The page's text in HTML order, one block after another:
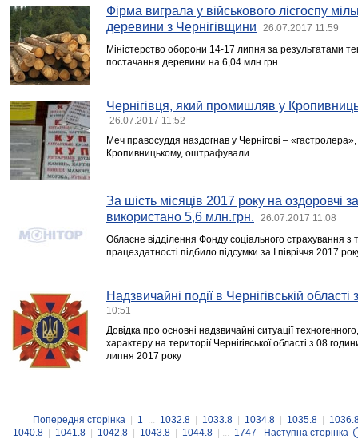
Фірма виграла у військового лісгоспу
деревини з Чернігівщини
26.07.2017 11:59
Міністерство оборони 14-17 липня за результатами
постачання деревини на 6,04 млн грн.
Чернігівця, який промишляв у
26.07.2017 11:52
Меч правосуддя наздогнав у Чернігові –
Кропивницькому, оштрафували
За шість місяців 2017 року на
використано 5,6 млн.грн.
26.07.2017 11:08
Обласне відділення Фонду соціального страхування з
працездатності підбило підсумки за I півріччя 2017
Надзвичайні події в Чернігівській
10:51
Довідка про основні надзвичайні ситуації
характеру на території Чернігівської області з 08
липня 2017 року
Попередня сторінка 1 ... 1032.8 1033.8 1034.8 1035.8
1040.8
1041.8 1042.8 1043.8 1044.8 | ... 1747 Наступна сторінка